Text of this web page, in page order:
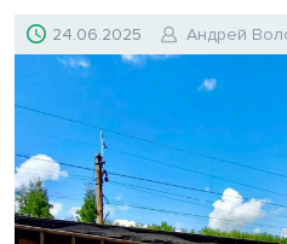
24.06.2025 Андрей